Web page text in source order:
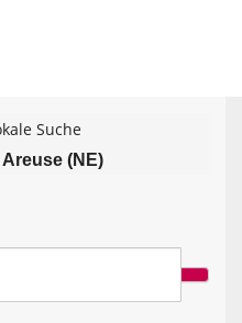
Suche
Areuse (NE)